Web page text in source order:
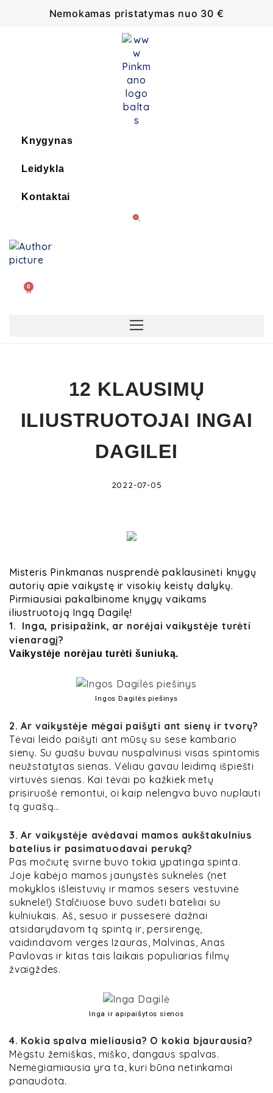
Nemokamas pristatymas nuo 30 €
Knygynas
Leidykla
Kontaktai
0
12 KLAUSIMŲ
ILIUSTRUOTOJAI INGAI
DAGILEI
2022-07-05
Misteris Pinkmanas nusprendė paklausinėti knygų
autorių apie vaikystę ir visokių keistų dalykų.
Pirmiausiai pakalbinome knygų vaikams
iliustruotoją Ingą Dagilę!
1. Inga, prisipažink, ar norėjai vaikystėje turėti
vienaragį?
Vaikystėje norėjau turėti šuniuką.
Ingos Dagilės piešinys
2. Ar vaikystėje mėgai paišyti ant sienų ir tvorų?
Tėvai leido paišyti ant mūsų su sese kambario
sienų. Su guašu buvau nuspalvinusi visas spintomis
neužstatytas sienas. Vėliau gavau leidimą išpiešti
virtuvės sienas. Kai tėvai po kažkiek metų
prisiruošė remontui, oi kaip nelengva buvo nuplauti
tą guašą…
3. Ar vaikystėje avėdavai mamos aukštakulnius
batelius ir pasimatuodavai peruką?
Pas močiutę svirne buvo tokia ypatinga spinta.
Joje kabėjo mamos jaunystės suknelės (net
mokyklos išleistuvių ir mamos sesers vestuvinė
suknelė!) Stalčiuose buvo sudėti bateliai su
kulniukais. Aš, sesuo ir pusseserė dažnai
atsidarydavom tą spintą ir, persirengę,
vaidindavom verges Izauras, Malvinas, Anas
Pavlovas ir kitas tais laikais populiarias filmų
žvaigždes.
Inga ir apipaišytos sienos
4. Kokia spalva mieliausia? O kokia bjaurausia?
Mėgstu žemiškas, miško, dangaus spalvas.
Nemėgiamiausia yra ta, kuri būna netinkamai
panaudota.